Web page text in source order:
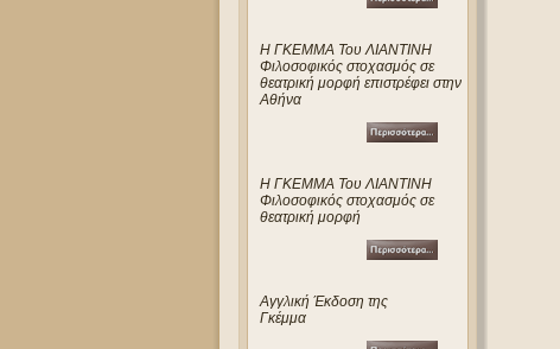
Η ΓΚΕΜΜΑ Του ΛΙΑΝΤΙΝΗ
Φιλοσοφικός στοχασμός σε
θεατρική μορφή επιστρέφει στην
Αθήνα
Η ΓΚΕΜΜΑ Του ΛΙΑΝΤΙΝΗ
Φιλοσοφικός στοχασμός σε
θεατρική μορφή
Αγγλική Έκδοση της
Γκέμμα